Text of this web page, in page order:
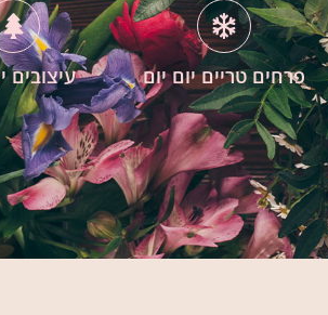
פרחים טריים יום יום עיצובים